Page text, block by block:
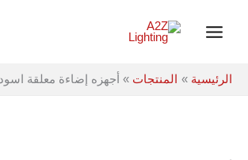
Menu
الرئيسية المنتجات أجهزه إضاءة معلقة اسود 400MM
400MM